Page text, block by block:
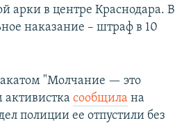
арки в центре Краснодара. В
наказание – штраф в 10
"Молчание — это
активисткасообщила на
полиции ее отпустили без